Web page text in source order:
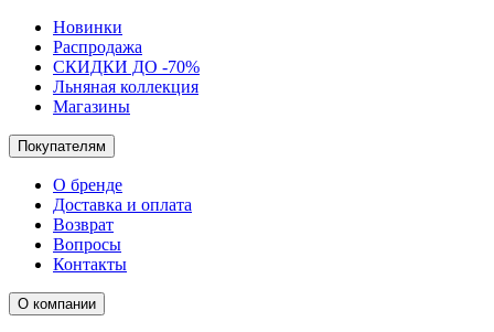
Новинки
Распродажа
СКИДКИ ДО -70%
Льняная коллекция
Магазины
Покупателям
О бренде
Доставка и оплата
Возврат
Вопросы
Контакты
О компании